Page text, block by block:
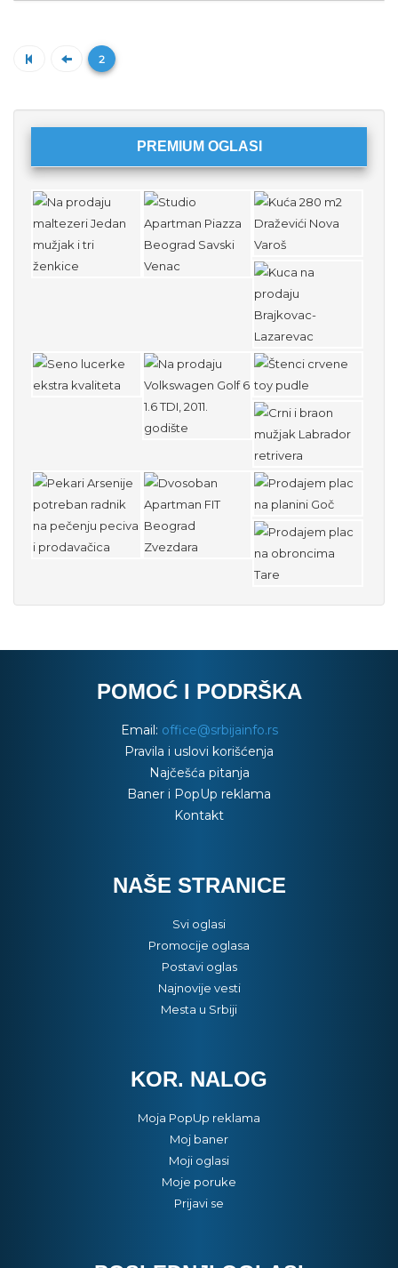
2
PREMIUM OGLASI
POMOĆ I PODRŠKA
Email: office@srbijainfo.rs
Pravila i uslovi korišćenja
Najčešća pitanja
Baner i PopUp reklama
Kontakt
NAŠE STRANICE
Svi oglasi
Promocije oglasa
Postavi oglas
Najnovije vesti
Mesta u Srbiji
KOR. NALOG
Moja PopUp reklama
Moj baner
Moji oglasi
Moje poruke
Prijavi se